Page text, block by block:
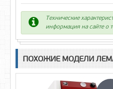
Технические
информация на сайте о
ПОХОЖИЕ МОДЕЛИ